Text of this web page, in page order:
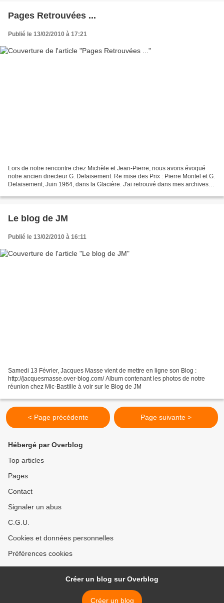
Pages Retrouvées ...
Publié le 13/02/2010 à 17:21
Lors de notre rencontre chez Michèle et Jean-Pierre, nous avons évoqué
notre ancien directeur G. Delaisement. Re mise des Prix : Pierre Montel et G.
Delaisement, Juin 1964, dans la Glacière. J'ai retrouvé dans mes archives
Le blog de JM
Publié le 13/02/2010 à 16:11
Samedi 13 Février, Jacques Masse vient de mettre en ligne son Blog :
http://jacquesmasse.over-blog.com/ Album contenant les photos de notre
réunion chez Mic-Bastille à voir sur le Blog de JM
< Page précédente Page suivante >
Hébergé par Overblog
Top articles
Pages
Contact
Signaler un abus
C.G.U.
Cookies et données personnelles
Préférences cookies
Créer un blog sur Overblog
Créer un blog